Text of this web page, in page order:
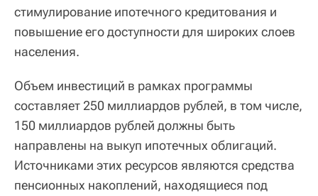
стимулирование ипотечного кредитования и
повышение его доступности для широких слоев
населения.
Объем инвестиций в рамках программы
составляет 250 миллиардов рублей, в том числе,
150 миллиардов рублей должны быть
направлены на выкуп ипотечных облигаций.
Источниками этих ресурсов являются средства
пенсионных накоплений, находящиеся под